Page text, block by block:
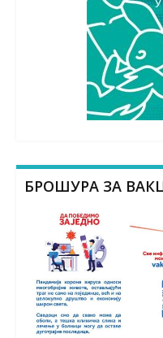
БРОШУРА ЗА